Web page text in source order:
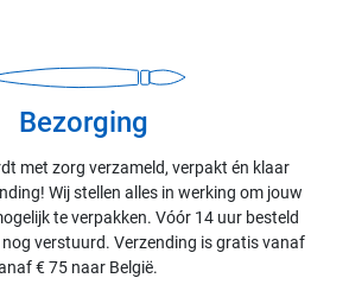
Bezorging
met zorg verzameld, verpakt én klaar
Wij stellen alles in werking om jouw
te verpakken. Vóór 14 uur besteld
verstuurd. Verzending is gratis vanaf
€ 75 naar België.